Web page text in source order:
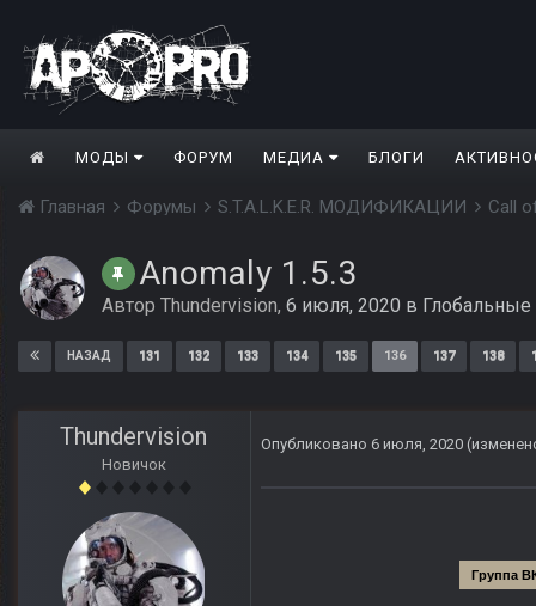
МОДЫ ФОРУМ МЕДИА БЛОГИ
Главная Форумы S.T.A.L.K.E.R. МОДИФИКАЦИИ Call
Anomaly 1.5.3
Автор Thundervision, 6 июля, 2020 в
НАЗАД 131 132 133 134 135 136 137 138
Thundervision
Новичок
Опубликовано 6 июля, 2020
Группа